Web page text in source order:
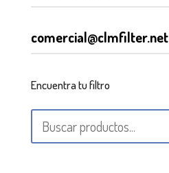
comercial@clmfilter.net
Encuentra tu filtro